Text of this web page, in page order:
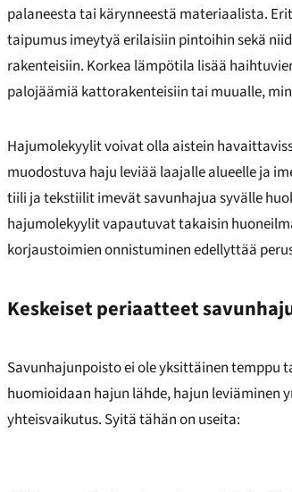
palaneesta tai kärynneestä materiaalista.
taipumus imeytyä erilaisiin pintoihin sekä
rakenteisiin. Korkea lämpötila lisää
palojäämiä kattorakenteisiin tai muualle,
Hajumolekyylit voivat olla aistein
muodostuva haju leviää laajalle alueelle ja
tiili ja tekstiilit imevät savunhajua syvälle
hajumolekyylit vapautuvat takaisin
korjaustoimien onnistuminen edellyttää
Keskeiset periaatteet
Savunhajunpoisto ei ole yksittäinen temppu
huomioidaan hajun lähde, hajun leviäminen
yhteisvaikutus. Syitä tähän on useita: